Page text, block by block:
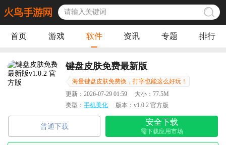
首页 游戏 软件 资讯 专题 排行
键盘皮肤免费最新版
海量键盘皮肤免费换，打字也能这么好玩！
更新： 2026-07-29 01:59 大小： 77.5M
类型： 手机美化 版本： v1.0.2 官方版
普通下载
安全下载
需下载应用市场